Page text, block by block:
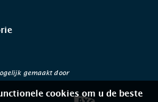
gemaakt door
cookies om u de beste